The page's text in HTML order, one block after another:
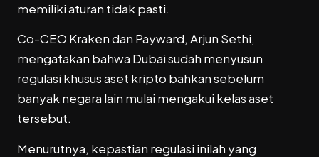
memiliki aturan tidak pasti.
Co-CEO Kraken dan Payward, Arjun Sethi,
mengatakan bahwa Dubai sudah menyusun
regulasi khusus aset kripto bahkan sebelum
banyak negara lain mulai mengakui kelas aset
tersebut.
Menurutnya, kepastian regulasi inilah yang